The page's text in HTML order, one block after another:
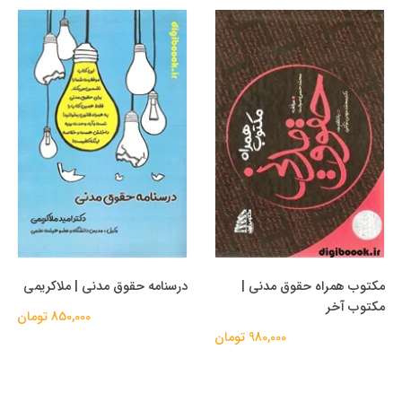
مکتوب همراه حقوق مدنی |
مکتوب آخر
980,000 تومان
درسنامه حقوق مدنی | ملاکریمی
850,000 تومان